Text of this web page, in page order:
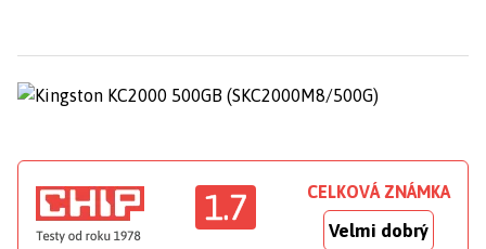
1.7 CELKOVÁ ZNÁMKA
Velmi dobrý